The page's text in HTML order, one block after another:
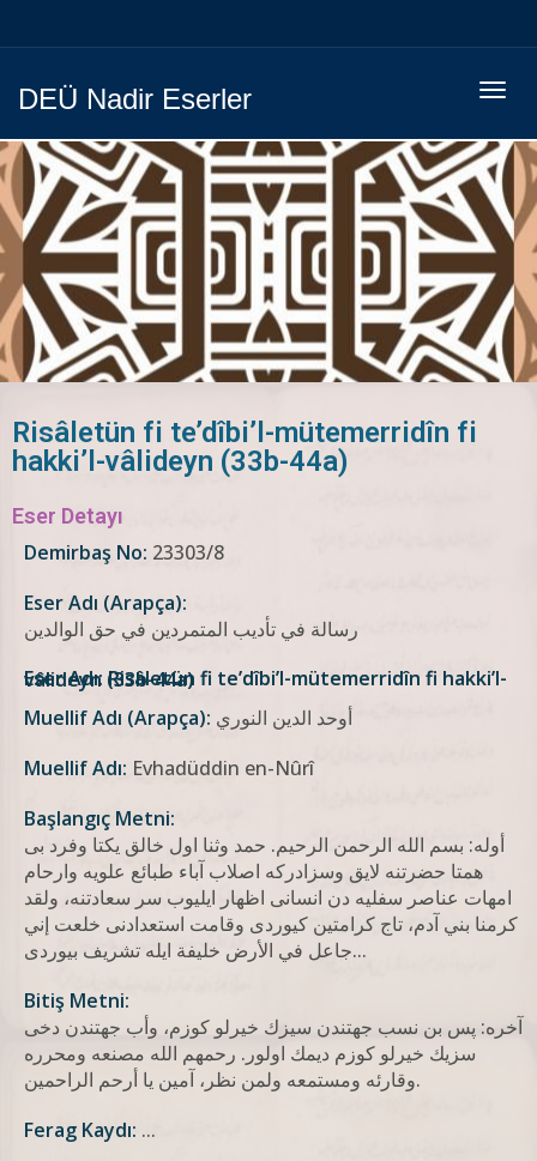
DEÜ Nadir Eserler
Risâletün fi te’dîbi’l-mütemerridîn fi
hakki’l-vâlideyn (33b-44a)
Eser Detayı
Demirbaş No: 23303/8
Eser Adı (Arapça):
رسالة في تأديب المتمردين في حق الوالدين
Eser Adı: Risâletün fi te’dîbi’l-mütemerridîn fi hakki’l-vâlideyn (33b-44a)
Muellif Adı (Arapça): أوحد الدين النوري
Muellif Adı: Evhadüddin en-Nûrî
Başlangıç Metni:
أوله: بسم الله الرحمن الرحيم. حمد وثنا اول خالق يكتا وفرد بی
همتا حضرتنه لايق وسزادركه اصلاب آباء طبائع علويه وارحام
امهات عناصر سفليه دن انسانی اظهار ايليوب سر سعادتنه، ولقد
كرمنا بني آدم، تاج كرامتين کيوردی وقامت استعدادنی خلعت إني
جاعل في الأرض خليفة ايله تشريف بيوردی...
Bitiş Metni:
آخره: ﭘﺲ بن نسب جهتندن سيزك خيرلو كوزم، وأب جهتندن دخی
سزيك خيرلو كوزم ديمك اولور. رحمهم الله مصنعه ومحرره
وقارئه ومستمعه ولمن نظر، آمين يا أرحم الراحمين.
Ferag Kaydı: ...